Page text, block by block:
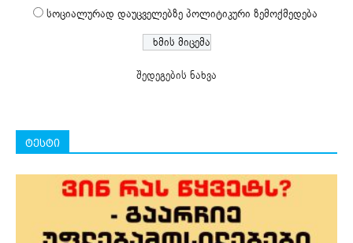
სოციალურად დაუცველებზე პოლიტიკური ზემოქმედება
შედეგების ნახვა
ტესტი